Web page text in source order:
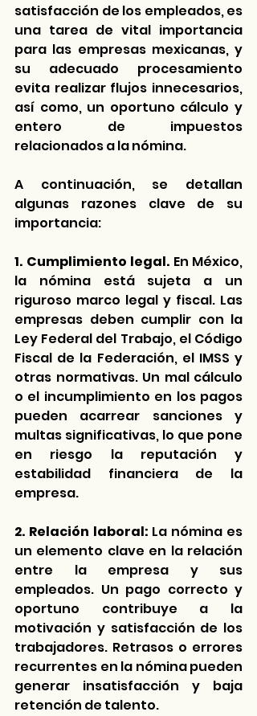
satisfacción de los empleados, es
una tarea de vital importancia
para las empresas mexicanas, y
su adecuado procesamiento
evita realizar flujos innecesarios,
así como, un oportuno cálculo y
entero de impuestos
relacionados a la nómina.
A continuación, se detallan
algunas razones clave de su
importancia:
1. Cumplimiento legal. En México,
la nómina está sujeta a un
riguroso marco legal y fiscal. Las
empresas deben cumplir con la
Ley Federal del Trabajo, el Código
Fiscal de la Federación, el IMSS y
otras normativas. Un mal cálculo
o el incumplimiento en los pagos
pueden acarrear sanciones y
multas significativas, lo que pone
en riesgo la reputación y
estabilidad financiera de la
empresa.
2. Relación laboral: La nómina es
un elemento clave en la relación
entre la empresa y sus
empleados. Un pago correcto y
oportuno contribuye a la
motivación y satisfacción de los
trabajadores. Retrasos o errores
recurrentes en la nómina pueden
generar insatisfacción y baja
retención de talento.